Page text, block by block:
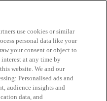
use cookies or similar
personal data like your
your consent or object to
at any time by
website. We and our
Personalised ads and
audience insights and
data, and